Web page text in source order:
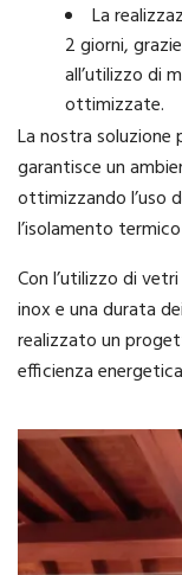
La
2 giorni,
all’utilizzo di
ottimizzate.
La nostra soluzione
garantisce un
ottimizzando l’uso
l’isolamento
Con l’utilizzo di
inox e una durata
realizzato un
efficienza